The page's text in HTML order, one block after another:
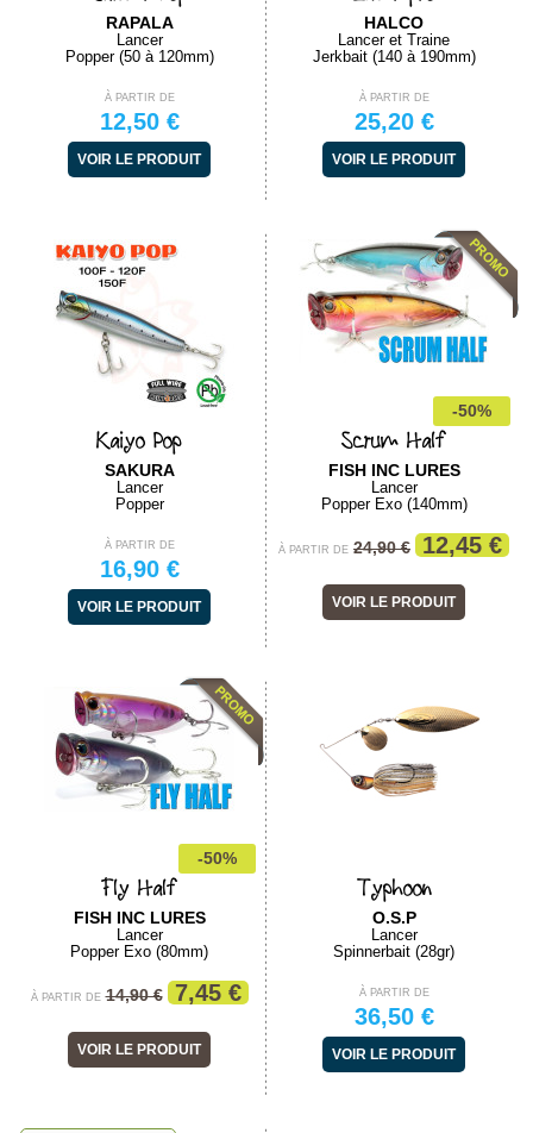
RAPALA
Lancer
Popper (50 à 120mm)
À PARTIR DE
12,50 €
VOIR LE PRODUIT
HALCO
Lancer et Traine
Jerkbait (140 à 190mm)
À PARTIR DE
25,20 €
VOIR LE PRODUIT
Kaiyo Pop
SAKURA
Lancer
Popper
À PARTIR DE
16,90 €
VOIR LE PRODUIT
-50%
Scrum Half
FISH INC LURES
Lancer
Popper Exo (140mm)
À PARTIR DE 24,90 € 12,45 €
VOIR LE PRODUIT
-50%
Fly Half
FISH INC LURES
Lancer
Popper Exo (80mm)
À PARTIR DE 14,90 € 7,45 €
VOIR LE PRODUIT
Typhoon
O.S.P
Lancer
Spinnerbait (28gr)
À PARTIR DE
36,50 €
VOIR LE PRODUIT